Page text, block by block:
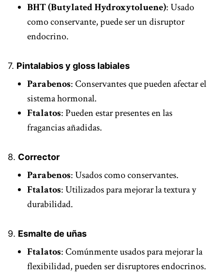
BHT (Butylated Hydroxytoluene): Usado
como conservante, puede ser un disruptor
endocrino.
7. Pintalabios y gloss labiales
Parabenos: Conservantes que pueden afectar el
sistema hormonal.
Ftalatos: Pueden estar presentes en las
fragancias añadidas.
8. Corrector
Parabenos: Usados como conservantes.
Ftalatos: Utilizados para mejorar la textura y
durabilidad.
9. Esmalte de uñas
Ftalatos: Comúnmente usados para mejorar la
flexibilidad, pueden ser disruptores endocrinos.